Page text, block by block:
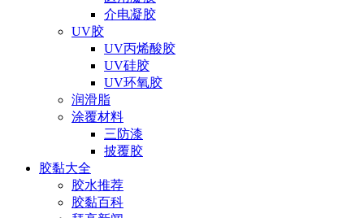
介电凝胶
UV胶
UV丙烯酸胶
UV硅胶
UV环氧胶
润滑脂
涂覆材料
三防漆
披覆胶
胶黏大全
胶水推荐
胶黏百科